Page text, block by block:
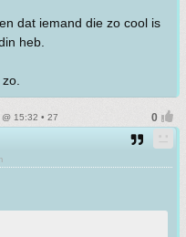
dat iemand die zo cool is
heb.
15:32 • 27